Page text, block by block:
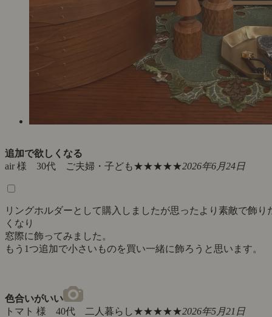
追加で欲しくなる
air 様 30代 ご夫婦・子ども★★★★★2026年6月24日
リングホルダーとして購入しましたが思ったより素敵で飾り
くなり
窓際に飾ってみました。
もう1つ追加で小さいものを買い一緒に飾ろうと思います。
色合いがいい
トマト 様 40代 二人暮らし★★★★★2026年5月21日